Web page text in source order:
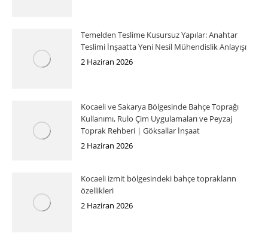
Temelden Teslime Kusursuz Yapılar: Anahtar
Teslimi İnşaatta Yeni Nesil Mühendislik Anlayışı
2 Haziran 2026
Kocaeli ve Sakarya Bölgesinde Bahçe Toprağı
Kullanımı, Rulo Çim Uygulamaları ve Peyzaj
Toprak Rehberi | Göksallar İnşaat
2 Haziran 2026
Kocaeli izmit bölgesindeki bahçe toprakların
özellikleri
2 Haziran 2026